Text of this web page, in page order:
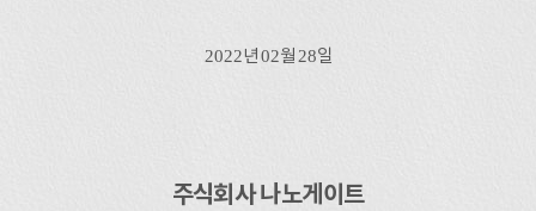
2022년02월 28일
주식회사 나노게이트